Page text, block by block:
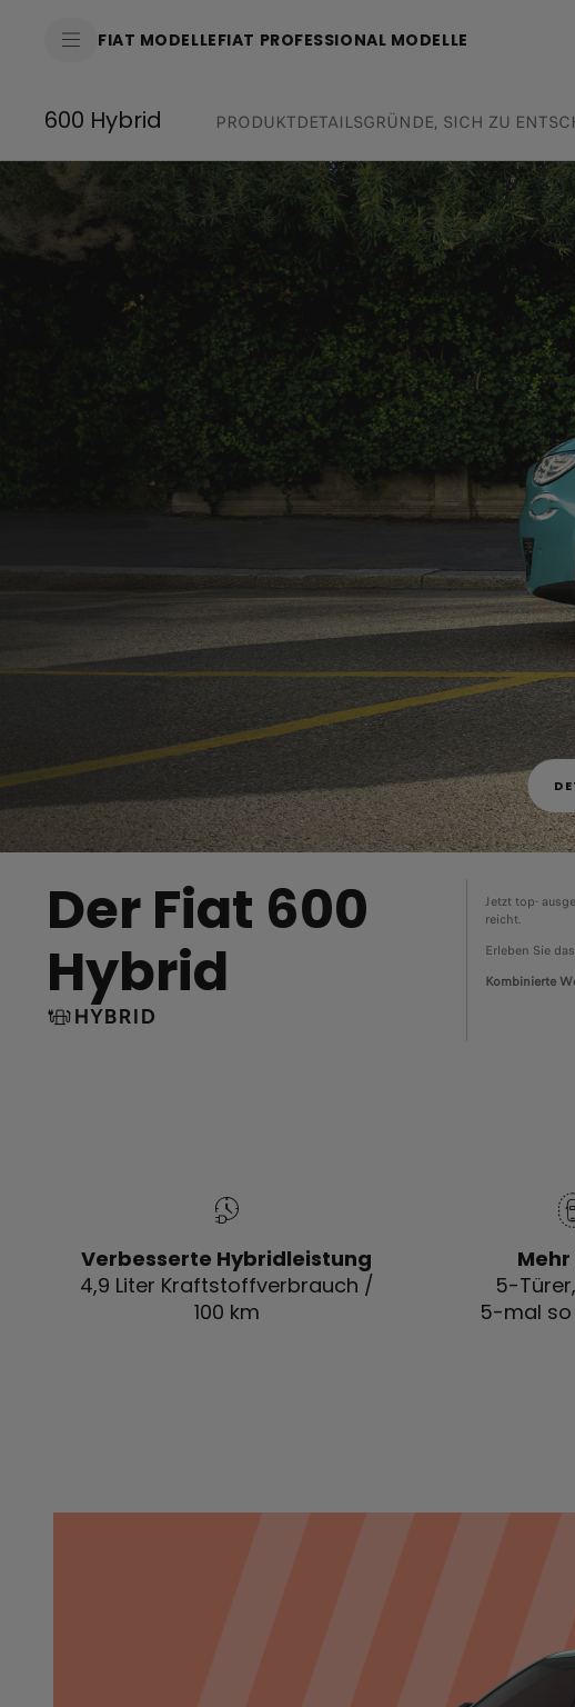
FIAT MODELLEFIAT PROFESSIONAL MODELLE
600 Hybrid PRODUKTDETAILSGRÜNDE, SICH ZU
Der Fiat 600
Hybrid
HYBRID
Jetzt top-
reicht.
Erleben Sie
Kombinierte
Verbesserte Hybridleistung
4,9 Liter Kraftstoffverbrauch /
100 km
5-
5-mal so